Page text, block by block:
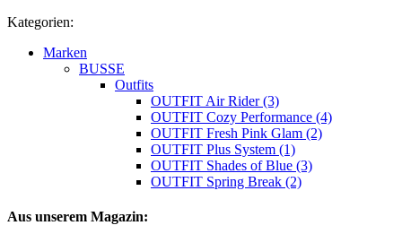
Kategorien:
Marken
BUSSE
Outfits
OUTFIT Air Rider (3)
OUTFIT Cozy Performance (4)
OUTFIT Fresh Pink Glam (2)
OUTFIT Plus System (1)
OUTFIT Shades of Blue (3)
OUTFIT Spring Break (2)
Aus unserem Magazin: